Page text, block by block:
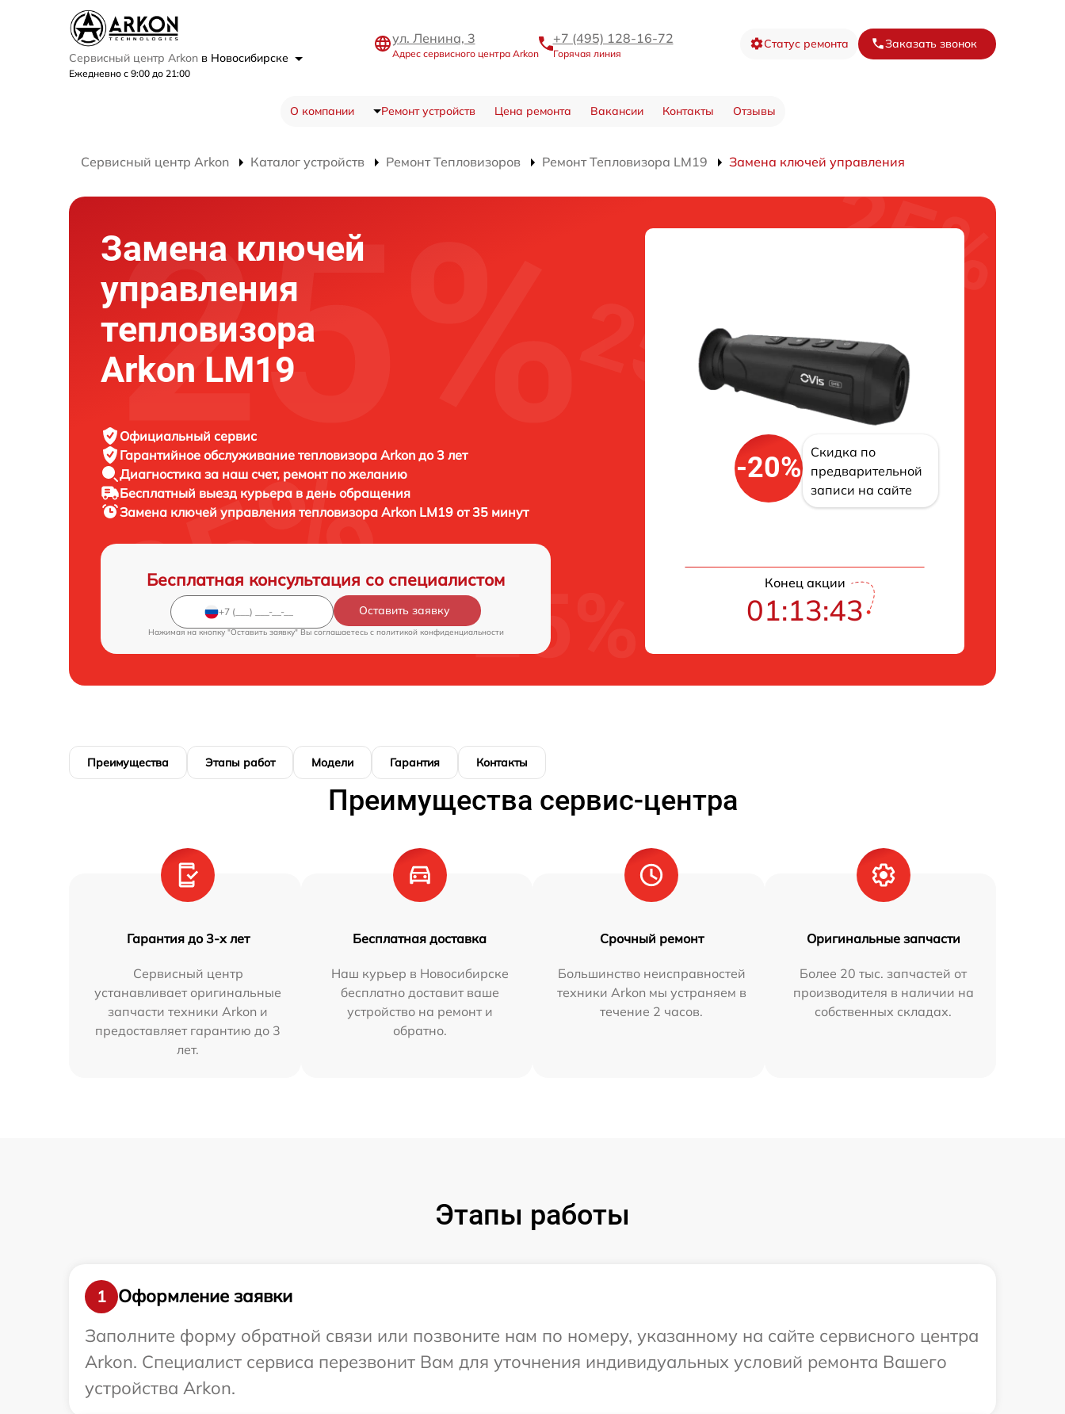
Сервисный центр Arkon в Новосибирске
Ежедневно с 9:00 до 21:00
ул. Ленина, 3
Адрес сервисного центра Arkon
+7 (495) 128-16-72
Горячая линия
Статус ремонта Заказать звонок
О компании Ремонт устройств Цена ремонта Вакансии Контакты Отзывы
Сервисный центр Arkon Каталог устройств Ремонт Тепловизоров Ремонт Тепловизора LM19 Замена ключей управления
Замена ключей
управления
тепловизора
Arkon LM19
Официальный сервис
Гарантийное обслуживание тепловизора Arkon до 3 лет
Диагностика за наш счет, ремонт по желанию
Бесплатный выезд курьера в день обращения
Замена ключей управления тепловизора Arkon LM19 от 35 минут
Бесплатная консультация со специалистом
Оставить заявку
Нажимая на кнопку "Оставить заявку" Вы соглашаетесь c политикой конфиденциальности
-20%
Скидка по
предварительной
записи на сайте
Конец акции
01:13:43
Преимущества Этапы работ Модели Гарантия Контакты
Преимущества сервис-центра
Гарантия до 3-х лет
Сервисный центр
устанавливает оригинальные
запчасти техники Arkon и
предоставляет гарантию до 3
лет.
Бесплатная доставка
Наш курьер в Новосибирске
бесплатно доставит ваше
устройство на ремонт и
обратно.
Срочный ремонт
Большинство неисправностей
техники Arkon мы устраняем в
течение 2 часов.
Оригинальные запчасти
Более 20 тыс. запчастей от
производителя в наличии на
собственных складах.
Этапы работы
1
Оформление заявки
Заполните форму обратной связи или позвоните нам по номеру, указанному на сайте сервисного центра
Arkon. Специалист сервиса перезвонит Вам для уточнения индивидуальных условий ремонта Вашего
устройства Arkon.